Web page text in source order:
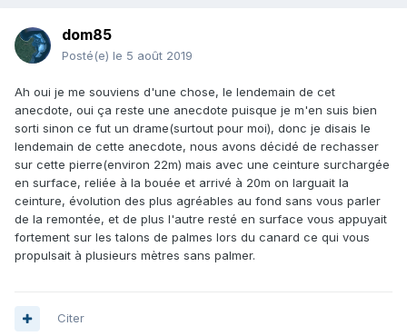
dom85
Posté(e) le 5 août 2019
Ah oui je me souviens d'une chose, le lendemain de cet
anecdote, oui ça reste une anecdote puisque je m'en suis bien
sorti sinon ce fut un drame(surtout pour moi), donc je disais le
lendemain de cette anecdote, nous avons décidé de rechasser
sur cette pierre(environ 22m) mais avec une ceinture surchargée
en surface, reliée à la bouée et arrivé à 20m on larguait la
ceinture, évolution des plus agréables au fond sans vous parler
de la remontée, et de plus l'autre resté en surface vous appuyait
fortement sur les talons de palmes lors du canard ce qui vous
propulsait à plusieurs mètres sans palmer.
Citer